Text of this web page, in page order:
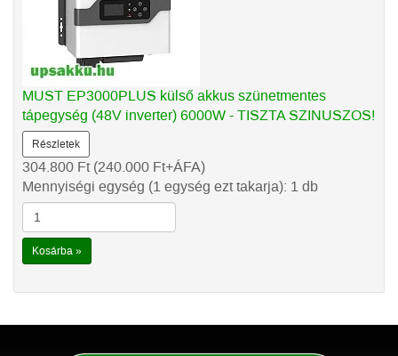
MUST EP3000PLUS külső akkus szünetmentes
tápegység (48V inverter) 6000W - TISZTA SZINUSZOS!
Részletek
304.800 Ft(240.000 Ft+ÁFA)
Mennyiségi egység (1 egység ezt takarja): 1 db
Kosárba »